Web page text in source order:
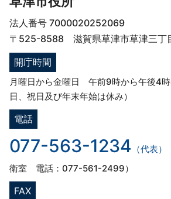
法人番号 7000020252069
〒525-8588 滋賀県草津市草津三丁
開庁時間
月曜日から金曜日 午前9時から午後4
日、祝日及び年末年始は休み）
電話
077-563-1234 （代表）
衛室 電話：077-561-2499）
FAX